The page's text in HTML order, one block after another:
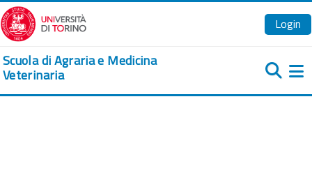
Vai al contenuto principale
Login
Scuola di Agraria e Medicina
Veterinaria